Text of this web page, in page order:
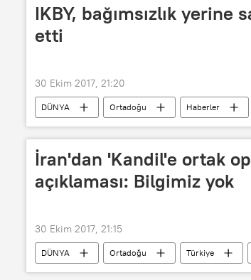
IKBY, bağımsızlık yerine
etti
30 Ekim 2017, 21:20
DÜNYA Ortadoğu Haberler
Bağdat
Erbil Şengal
Ortadoğu Araştırmaları Merkezi
Bağımsızlık
İran'dan 'Kandil'e ortak
açıklaması: Bilgimiz yok
30 Ekim 2017, 21:15
DÜNYA Ortadoğu Türkiye
Kandil
Irak Irak Kürt Bölgesel